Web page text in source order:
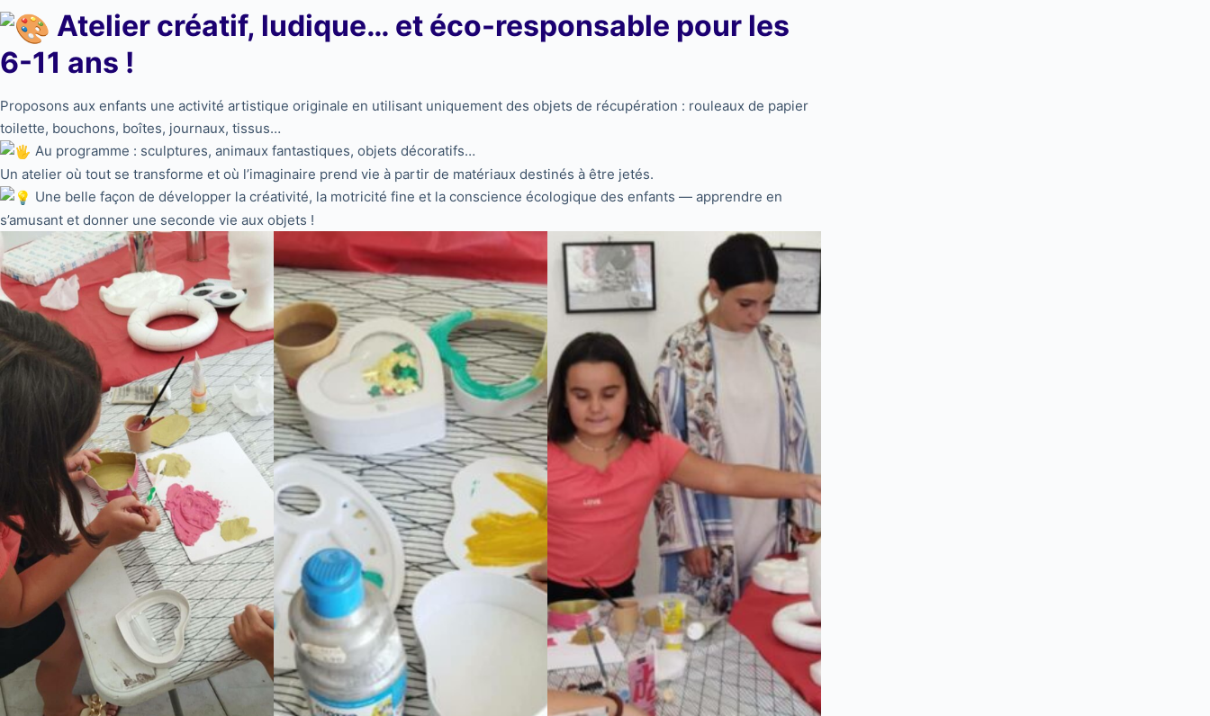
Atelier créatif, ludique… et éco-responsable pour les
6-11 ans !
Proposons aux enfants une activité artistique originale en utilisant uniquement des objets de récupération : rouleaux de papier
toilette, bouchons, boîtes, journaux, tissus…
Au programme : sculptures, animaux fantastiques, objets décoratifs…
Un atelier où tout se transforme et où l’imaginaire prend vie à partir de matériaux destinés à être jetés.
Une belle façon de développer la créativité, la motricité fine et la conscience écologique des enfants — apprendre en
s’amusant et donner une seconde vie aux objets !